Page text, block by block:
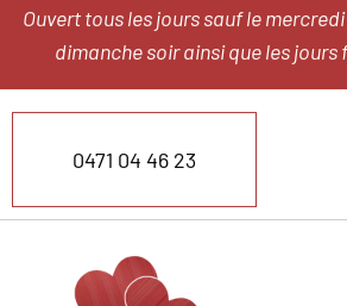
Ouvert tous les jours sauf le
dimanche soir ainsi que les jours
0471 04 46 23